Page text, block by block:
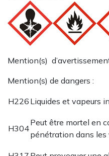
Mention(s)
Mention(s) de dangers :
H226 Liquides et vapeurs
H304
Peut être mortel en
pénétration dans les